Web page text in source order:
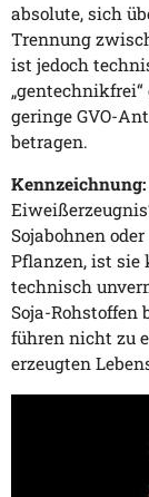
absolute, sich
Trennung
ist jedoch
geringe GVO-
betragen.
Kennzeichnung:
Sojabohnen
Pflanzen, ist
technisch
Soja-Rohstoffen
führen nicht zu
erzeugten